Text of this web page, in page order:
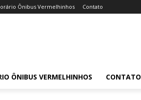
Ônibus Vermelhinhos Contato
ÔNIBUS VERMELHINHOS CONTATO